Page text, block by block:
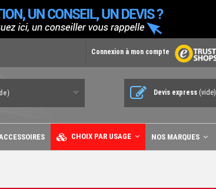
Connexion à mon compte
Devis express (vide)
CHOIX PAR USAGE NOS MARQUES